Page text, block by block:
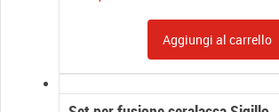
Aggiungi al carrello